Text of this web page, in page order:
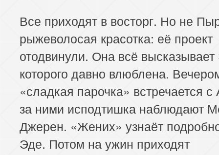
Все приходят в восторг. Но не
рыжеволосая красотка: её проект
отодвинули. Она всё высказывает
которого давно влюблена.
«сладкая парочка» встречается
за ними исподтишка наблюдают
Джерен. «Жених» узнаёт
Эде. Потом на ужин приходят